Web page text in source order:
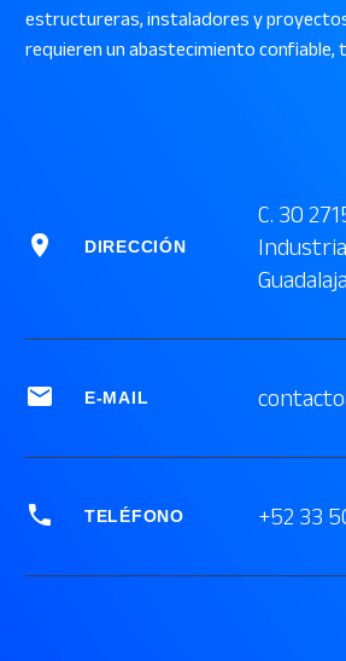
estructureras, instaladores y
requieren un abastecimiento confiable,

 DIRECCIÓN
C. 30

 E-MAIL

 TELÉFONO +52 33